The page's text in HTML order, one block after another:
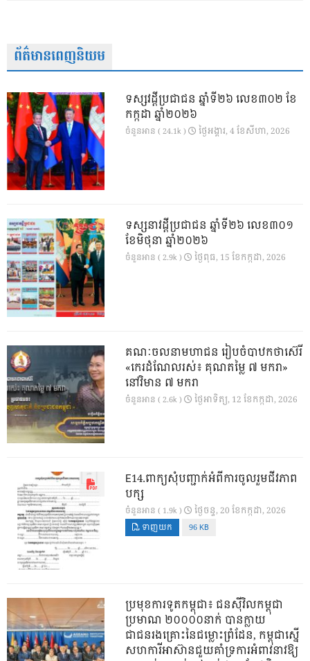
ព័ត៌មានពេញនិយម
ទស្សវដ្តីប្រជាជន ឆ្នាំទី២៦ លេខ៣០២ ខែ
កក្កដា ឆ្នាំ២០២៦
ចំនួនអាន ( 24.1k ) ថ្ងៃ​អង្គារ, 4 ខែ​សីហា, 2026
ទស្សនាវដ្ដីប្រជាជន ឆ្នាំទី២៦ លេខ៣០១
ខែមិថុនា ឆ្នាំ២០២៦
ចំនួនអាន ( 2.9k ) ថ្ងៃ​ពុធ, 15 ខែ​កក្កដា, 2026
គណៈចលនាមហាជន រៀបចំបាឋកថាស៊េរី
«កេរដំណែលរស់៖ គុណតម្លៃ ៧ មករា»
នៅវិមាន ៧ មករា
ចំនួនអាន ( 2.6k ) ថ្ងៃ​អាទិត្យ, 12 ខែ​កក្កដា, 2026
E14.ពាក្យសុំបញ្ជាក់អំពីការចូលរួមជីវភាព
បក្ស
ចំនួនអាន ( 1.9k ) ថ្ងៃ​ចន្ទ, 20 ខែ​កក្កដា, 2026
ទាញយក 96 KB
ប្រមុខការទូតកម្ពុជា៖ ជនស៊ីវិលកម្ពុជា
ប្រមាណ ២០០០០នាក់ បានក្លាយ
ជាជនរងគ្រោះនៃជម្លោះព្រំដែន, កម្ពុជាស្នើ
សហការីអាស៊ានជួយគាំទ្រការអំពាវនាវឱ្យ